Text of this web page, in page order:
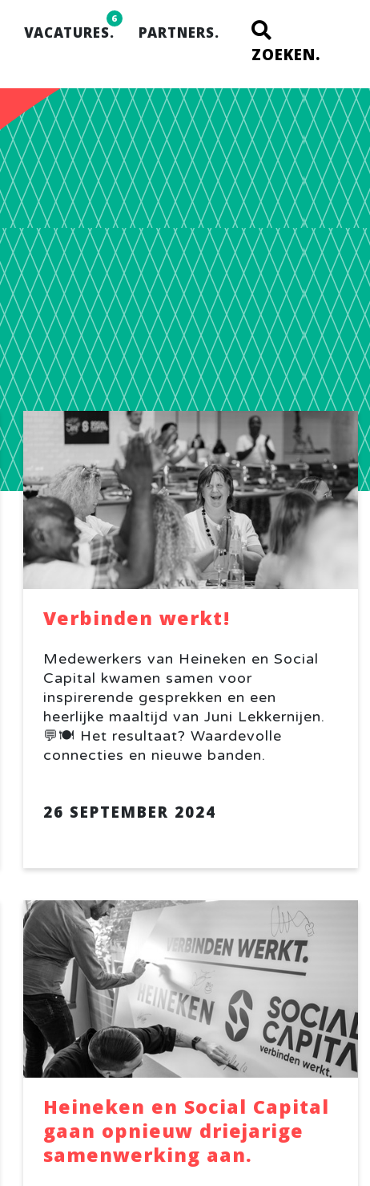
VACATURES.
6
PARTNERS.
ZOEKEN.
Verbinden werkt!
Medewerkers van Heineken en Social
Capital kwamen samen voor
inspirerende gesprekken en een
heerlijke maaltijd van Juni Lekkernijen.
💬🍽️ Het resultaat? Waardevolle
connecties en nieuwe banden.
26 SEPTEMBER 2024
Heineken en Social Capital
gaan opnieuw driejarige
samenwerking aan.